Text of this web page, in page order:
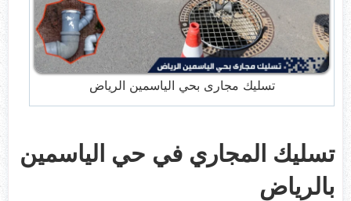
تسليك مجارى بحي الياسمين الرياض
تسليك المجاري في حي الياسمين
بالرياض